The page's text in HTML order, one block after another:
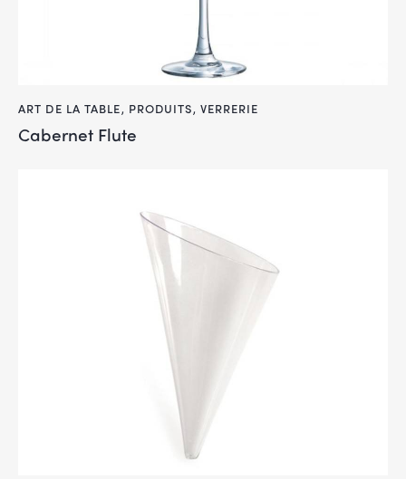
ART DE LA TABLE, PRODUITS, VERRERIE
Cabernet Flute